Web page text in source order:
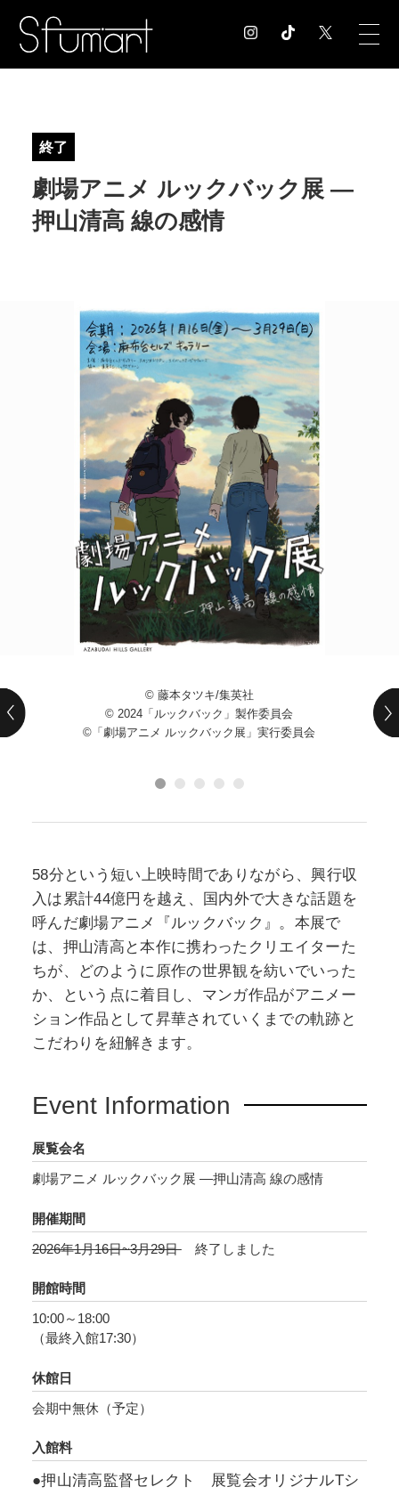
EXHIBITION 展覧会情報
MUSEUM 美術館情報
CONTACT お問合せ
POLICY COMPANY
終了
劇場アニメ ルックバック展 ―
押山清高 線の感情
© 藤本タツキ/集英社
© 2024「ルックバック」製作委員会
©「劇場アニメ ルックバック展」実行委員会
58分という短い上映時間でありながら、興行収
入は累計44億円を越え、国内外で大きな話題を
呼んだ劇場アニメ『ルックバック』。本展で
は、押山清高と本作に携わったクリエイターた
ちが、どのように原作の世界観を紡いでいった
か、という点に着目し、マンガ作品がアニメー
ション作品として昇華されていくまでの軌跡と
こだわりを紐解きます。
Event Information
展覧会名
劇場アニメ ルックバック展 ―押山清高 線の感情
開催期間
2026年1月16日~3月29日
終了しました
開館時間
10:00～18:00
（最終入館17:30）
休館日
会期中無休（予定）
入館料
●押山清高監督セレクト 展覧会オリジナルTシ